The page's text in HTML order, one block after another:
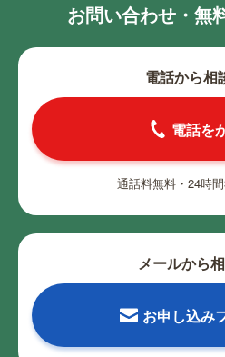
お問い合わせ・無
電話から相
電話を
通話料無料・24時
メールから
お申し込み